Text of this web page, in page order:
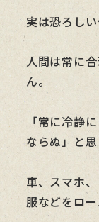
実は恐ろし
人間は常に
ん。
「常に冷静
ならぬ」と思
車、スマホ
服などを ロ